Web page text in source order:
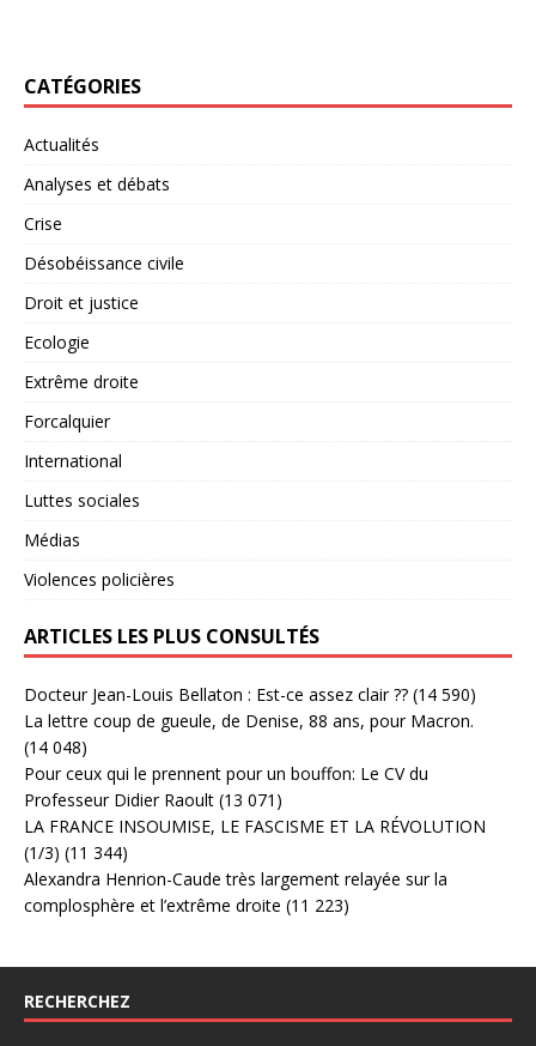
CATÉGORIES
Actualités
Analyses et débats
Crise
Désobéissance civile
Droit et justice
Ecologie
Extrême droite
Forcalquier
International
Luttes sociales
Médias
Violences policières
ARTICLES LES PLUS CONSULTÉS
Docteur Jean-Louis Bellaton : Est-ce assez clair ?? (14 590)
La lettre coup de gueule, de Denise, 88 ans, pour Macron.
(14 048)
Pour ceux qui le prennent pour un bouffon: Le CV du
Professeur Didier Raoult (13 071)
LA FRANCE INSOUMISE, LE FASCISME ET LA RÉVOLUTION
(1/3) (11 344)
Alexandra Henrion-Caude très largement relayée sur la
complosphère et l’extrême droite (11 223)
RECHERCHEZ